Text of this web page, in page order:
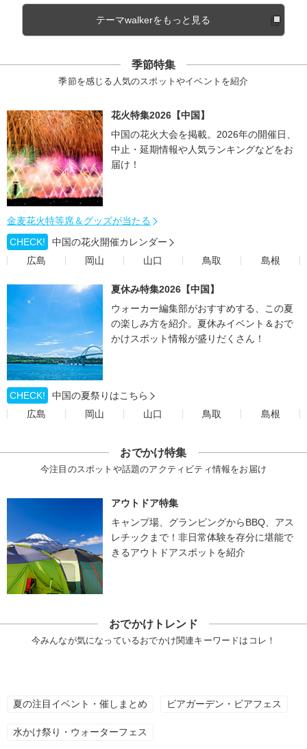
テーマwalkerをもっと見る
季節特集
季節を感じる人気のスポットやイベントを紹介
花火特集2026【中国】
中国の花火大会を掲載。2026年の開催日、
中止・延期情報や人気ランキングなどをお
届け！
金麦花火特等席＆グッズが当たる
CHECK!
中国の花火開催カレンダー
広島
岡山 山口 鳥取 島根
夏休み特集2026【中国】
ウォーカー編集部がおすすめする、この夏
の楽しみ方を紹介。夏休みイベント＆おで
かけスポット情報が盛りだくさん！
CHECK!
中国の夏祭りはこちら
広島
岡山 山口 鳥取 島根
おでかけ特集
今注目のスポットや話題のアクティビティ情報をお届け
アウトドア特集
キャンプ場、グランピングからBBQ、アス
レチックまで！非日常体験を存分に堪能で
きるアウトドアスポットを紹介
おでかけトレンド
今みんなが気になっているおでかけ関連キーワードはコレ！
夏の注目イベント・催しまとめ ビアガーデン・ビアフェス
水かけ祭り・ウォーターフェス